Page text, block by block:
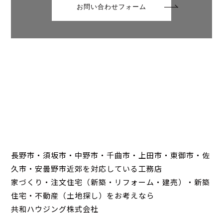
お問い合わせフォーム
長野市・須坂市・中野市・千曲市・上田市・東御市・佐
久市・安曇野市近郊を対応している工務店
家づくり・注文住宅（新築・リフォーム・建売）・新築
住宅・不動産（土地探し）をお考えなら
共和ハウジング株式会社